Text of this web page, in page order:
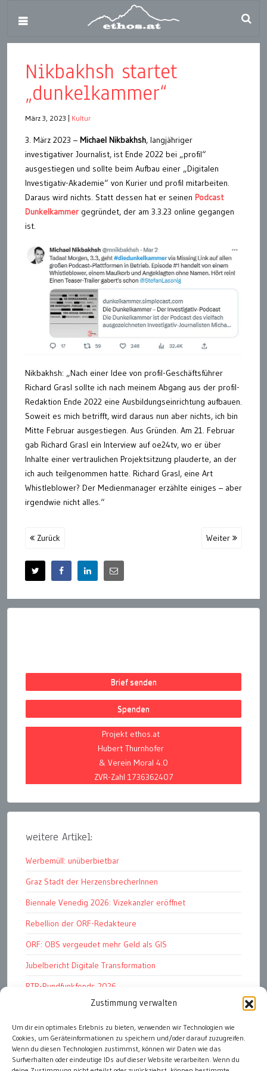
Zustimmung verwalten
Um dir ein optimales Erlebnis zu bieten, verwenden wir Technologien wie
Cookies, um Geräteinformationen zu speichern und/oder darauf zuzugreifen.
Wenn du diesen Technologien zustimmst, können wir Daten wie das
Surfverhalten oder eindeutige IDs auf dieser Website verarbeiten. Wenn du
Nikbakhsh startet
„dunkelkammer“
März 3, 2023 Kultur
3. März 2023 – Michael Nikbakhsh, langjähriger
investigativer Journalist, ist Ende 2022 bei „profil“
ausgestiegen und sollte beim Aufbau einer „Digitalen
Investigativ-Akademie“ von Kurier und profil mitarbeiten.
Daraus wird nichts. Statt dessen hat er seinen Podcast
Dunkelkammer gegründet, der am 3.3.23 online gegangen
ist.
Nikbakhsh: „Nach einer Idee von profil-Geschäftsführer
Richard Grasl sollte ich nach meinem Abgang aus der profil-
Redaktion Ende 2022 eine Ausbildungseinrichtung aufbauen.
Soweit es mich betrifft, wird daraus nun aber nichts, ich bin
Mitte Februar ausgestiegen. Aus Gründen. Am 21. Februar
gab Richard Grasl ein Interview auf oe24tv, wo er über
Inhalte einer vertraulichen Projektsitzung plauderte, an der
ich auch teilgenommen hatte. Richard Grasl, eine Art
Whistleblower? Der Medienmanager erzählte einiges – aber
irgendwie nicht alles.“
Zurück Weiter
Brief senden
Spenden
Projekt ethos.at
Hubert Thurnhofer
& Verein Moral 4.0
ZVR-Zahl 1736362407
weitere Artikel:
Werbemüll: unüberbietbar
Graz Stadt der HerzensbrecherInnen
Biennale Venedig 2026: Vizekanzler eröffnet
Rebellion der ORF-Redakteure
ORF: OBS vergeudet mehr Geld als GIS
Jubelbericht Digitale Transformation
RTR-Rundfunkfonds 2026
Kunstmarkt: Noble Begierden
Woher kommen die „Wiederösterreicher“?
DDR 4.0: Der Fall Dr Witzschel u.a.